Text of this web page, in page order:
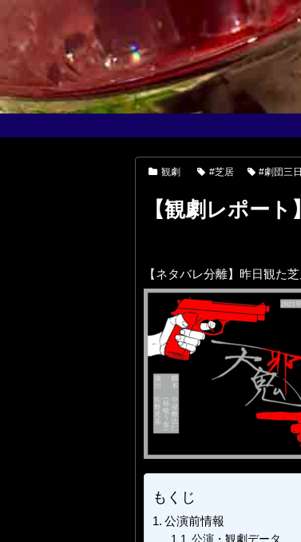
観劇 #芝居 #劇団三
【観劇レポート
【ネタバレ分離】昨日観た
もくじ
公演前情報
公演・観劇データ